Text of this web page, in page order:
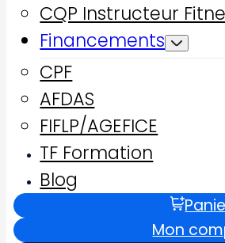
CQP Instructeur
Financements
CPF
AFDAS
FIFLP/AGEFICE
TF Formation
Blog
Mon